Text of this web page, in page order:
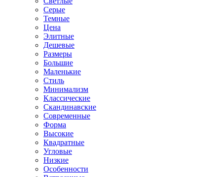
Серые
Темные
Цена
Элитные
Дешевые
Размеры
Большие
Маленькие
Стиль
Минимализм
Классические
Скандинавские
Современные
Форма
Высокие
Квадратные
Угловые
Низкие
Особенности